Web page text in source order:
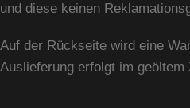
und diese keinen
Auf der Rückseite wird eine
Auslieferung erfolgt im geöltem